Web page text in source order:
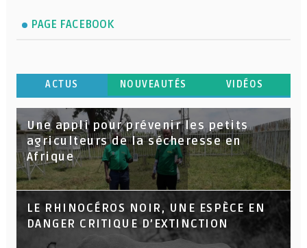
PAGE FACEBOOK
ACTUS NOUVEAUTÉS VIDÉOS
Une appli pour prévenir les petits
agriculteurs de la sécheresse en
Afrique
LE RHINOCÉROS NOIR, UNE ESPÈCE EN
DANGER CRITIQUE D’EXTINCTION